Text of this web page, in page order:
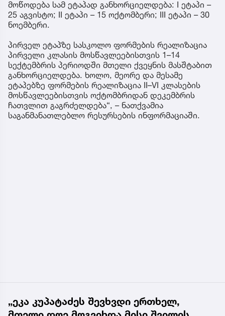
მოწოდება სამ ეტაპად განხორციელდება: I ეტაპი –
25 აგვისტო; II ეტაპი – 15 ოქტომბერი; III ეტაპი – 30
ნოემბერი.
პირველ ეტაპზე სასკოლო ფორმების რეალიზაცია
პირველი კლასის მოსწავლეებისთვის 1–14
სექტემბრის პერიოდში მთელი ქვეყნის მასშტაბით
განხორციელდება. ხოლო, მეორე და მესამე
ეტაპებზე ფორმების რეალიზაცია II–VI კლასების
მოსწავლეებისთვის ოქტომბრიდან დეკემბრის
ჩათვლით გაგრძელდება“, – ნათქვამია
საგანმანათლებლო რესურსების ინფორმაციაში.
„ეკა კუპატაძეს შევხვდი ერთხელ,